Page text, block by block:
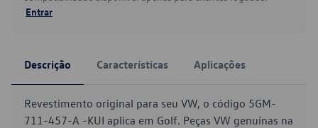
Entrar
Descrição Características Aplicações
Revestimento original para seu VW, o código 5GM-
711-457-A -KUI aplica em Golf. Peças VW genuínas na